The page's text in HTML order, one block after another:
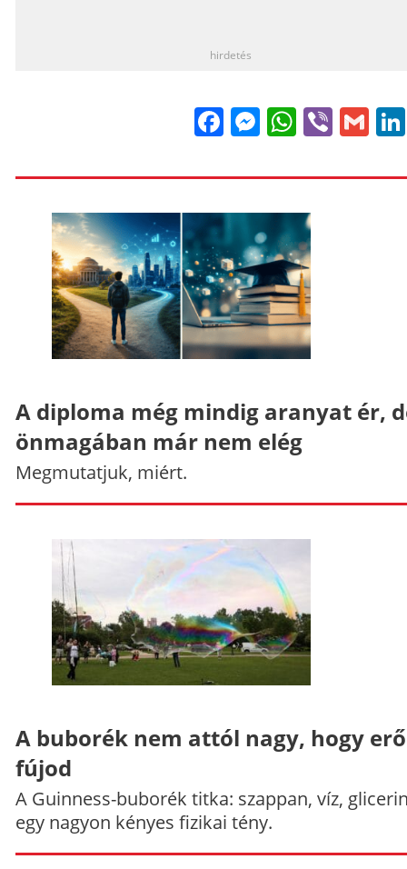
hirdetés
FacebookViber
A diploma még mindig aranyat ér,
önmagában már nem elég
Megmutatjuk, miért.
A buborék nem attól nagy, hogy
fújod
A Guinness-buborék titka: szappan, víz,
egy nagyon kényes fizikai tény.